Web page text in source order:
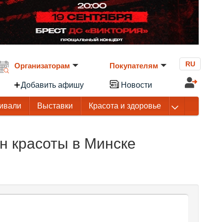
Организаторам
Добавить афишу
Покупателям
Новости
RU
Выставки Красота и здоровье
красоты в Минске